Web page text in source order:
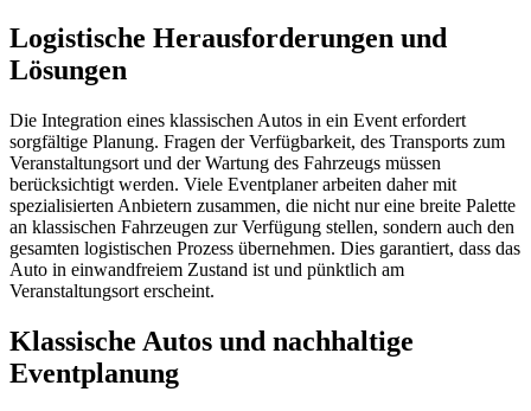
Logistische Herausforderungen und
Lösungen
Die Integration eines klassischen Autos in ein Event erfordert
sorgfältige Planung. Fragen der Verfügbarkeit, des Transports zum
Veranstaltungsort und der Wartung des Fahrzeugs müssen
berücksichtigt werden. Viele Eventplaner arbeiten daher mit
spezialisierten Anbietern zusammen, die nicht nur eine breite Palette
an klassischen Fahrzeugen zur Verfügung stellen, sondern auch den
gesamten logistischen Prozess übernehmen. Dies garantiert, dass das
Auto in einwandfreiem Zustand ist und pünktlich am
Veranstaltungsort erscheint.
Klassische Autos und nachhaltige
Eventplanung